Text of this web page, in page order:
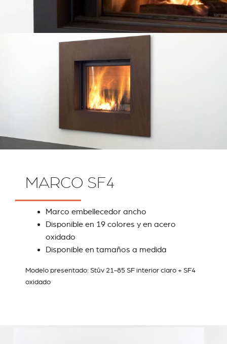
MARCO SF4
Marco embellecedor ancho
Disponible en 19 colores y en acero
oxidado
Disponible en tamaños a medida
Modelo presentado: Stûv 21-85 SF interior claro + SF4
oxidado